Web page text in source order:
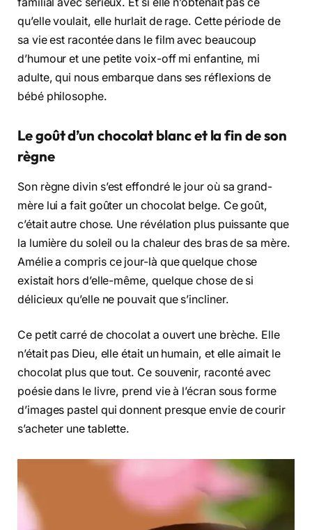
qu’elle voulait, elle hurlait de rage. Cette période de
sa vie est racontée dans le film avec beaucoup
d’humour et une petite voix-off mi enfantine, mi
adulte, qui nous embarque dans ses réflexions de
bébé philosophe.
Le goût d’un chocolat blanc et la fin de son
règne
Son règne divin s’est effondré le jour où sa grand-
mère lui a fait goûter un chocolat belge. Ce goût,
c’était autre chose. Une révélation plus puissante que
la lumière du soleil ou la chaleur des bras de sa mère.
Amélie a compris ce jour-là que quelque chose
existait hors d’elle-même, quelque chose de si
délicieux qu’elle ne pouvait que s’incliner.
Ce petit carré de chocolat a ouvert une brèche. Elle
n’était pas Dieu, elle était un humain, et elle aimait le
chocolat plus que tout. Ce souvenir, raconté avec
poésie dans le livre, prend vie à l’écran sous forme
d’images pastel qui donnent presque envie de courir
s’acheter une tablette.